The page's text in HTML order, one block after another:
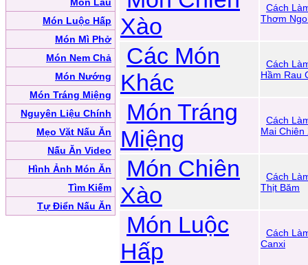
Món Luộc Hấp
Món Mì Phở
Món Nem Chả
Món Nướng
Món Tráng Miệng
Nguyên Liệu Chính
Mẹo Vặt Nấu Ăn
Nấu Ăn Video
Hình Ảnh Món Ăn
Tìm Kiếm
Tự Điển Nấu Ăn
Xào
Cách
Thơm
Các Món
Khác
Cách
Hầm Rau
Món Tráng
Miệng
Cách
Mai Chiên
Món Chiên
Xào
Cách
Thịt Băm
Món Luộc
Hấp
Cách
Canxi